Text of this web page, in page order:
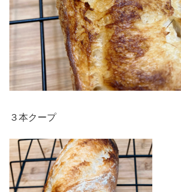
３本クープ